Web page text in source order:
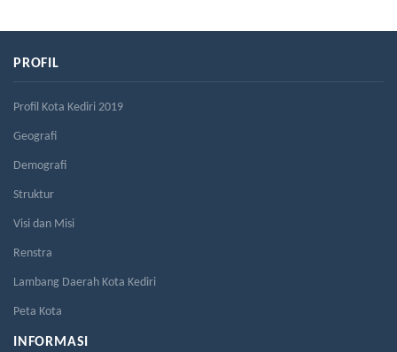
PROFIL
Profil Kota Kediri 2019
Geografi
Demografi
Struktur
Visi dan Misi
Renstra
Lambang Daerah Kota Kediri
Peta Kota
INFORMASI